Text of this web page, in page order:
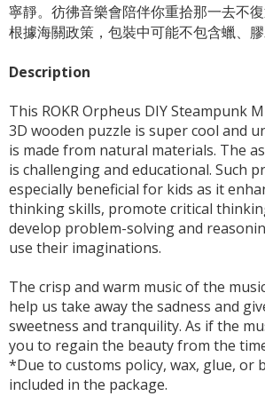
寧靜。彷彿音樂會陪伴你重拾那一去不
根據海關政策，包裝中可能不包含蠟、膠
Description
This ROKR Orpheus DIY Steampunk
3D wooden puzzle is super cool and
is made from natural materials. The
is challenging and educational. Such
especially beneficial for kids as it
thinking skills, promote critical
develop problem-solving and
use their imaginations.
The crisp and warm music of the
help us take away the sadness and
sweetness and tranquility. As if the
you to regain the beauty from the
*Due to customs policy, wax, glue, or
included in the package.